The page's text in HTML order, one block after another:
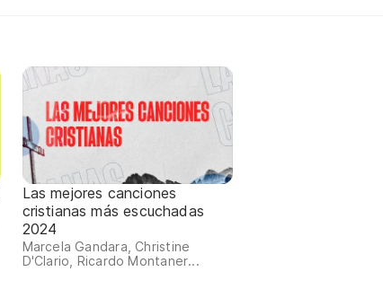
Las mejores canciones
cristianas más escuchadas
2024
Marcela Gandara, Christine
D'Clario, Ricardo Montaner...